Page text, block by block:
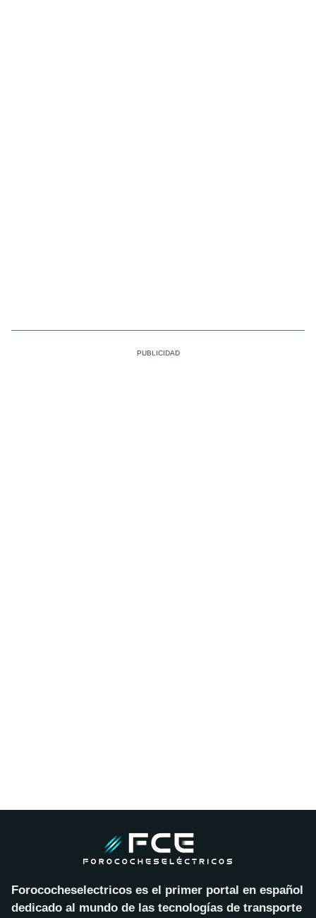
Forococheselectricos es el primer portal en español
dedicado al mundo de las tecnologías de transporte